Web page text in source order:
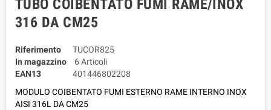
TUBO COIBENTATO FUMI RAME/INOX
316 DA CM25
Riferimento
TUCOR825
In magazzino
6 Articoli
EAN13
401446802208
MODULO COIBENTATO FUMI ESTERNO RAME INTERNO INOX
AISI 316L DA CM25